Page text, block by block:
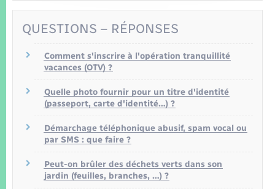
QUESTIONS – RÉPONSES
Comment s'inscrire à l'opération tranquillité
vacances (OTV) ?
Quelle photo fournir pour un titre d'identité
(passeport, carte d'identité…) ?
Démarchage téléphonique abusif, spam vocal ou
par SMS : que faire ?
Peut-on brûler des déchets verts dans son
jardin (feuilles, branches, …) ?